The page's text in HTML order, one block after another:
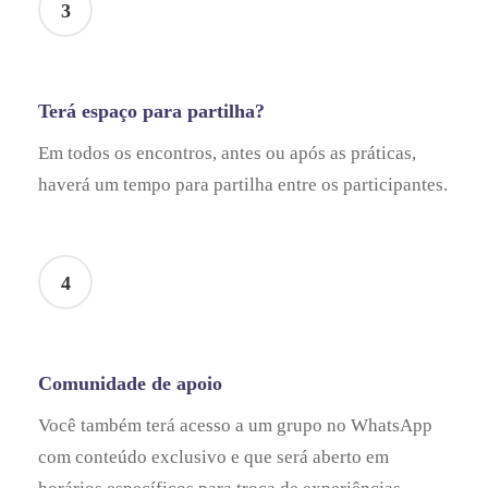
3
Terá espaço para partilha?
Em todos os encontros, antes ou após as práticas,
haverá um tempo para partilha entre os participantes.
4
Comunidade de apoio
Você também terá acesso a um grupo no WhatsApp
com conteúdo exclusivo e que será aberto em